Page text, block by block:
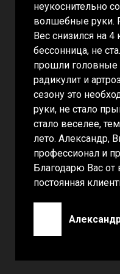
неукоснительно
волшебные руки.
Вес снизился на
бессонница, не
прошли головные
радикулит и
сезону это
руки, не стало
стало веселее,
лето. Александр,
профессионал и
Благодарю Вас от
постоянная